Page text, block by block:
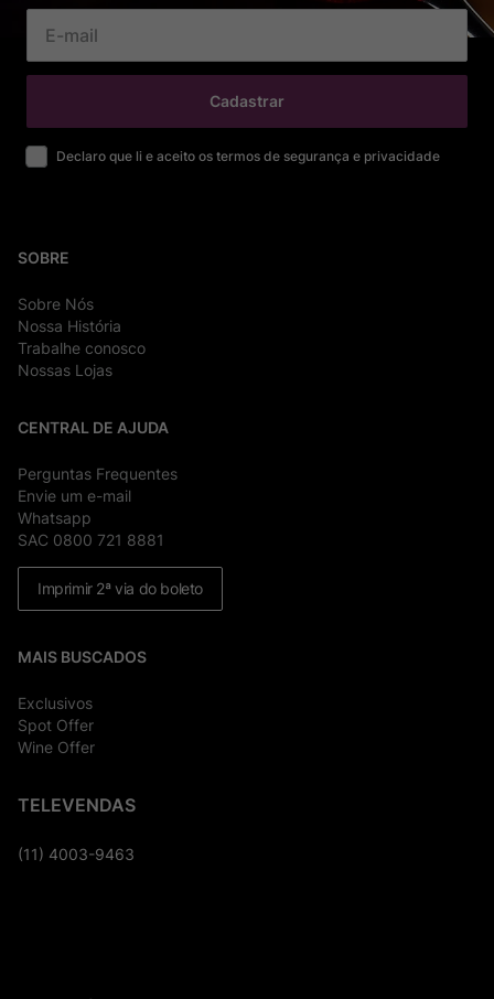
Cadastrar
Declaro que li e aceito os termos de segurança e privacidade
SOBRE
Sobre Nós
Nossa História
Trabalhe conosco
Nossas Lojas
CENTRAL DE AJUDA
Perguntas Frequentes
Envie um e-mail
Whatsapp
SAC 0800 721 8881
Imprimir 2ª via do boleto
MAIS BUSCADOS
Exclusivos
Spot Offer
Wine Offer
TELEVENDAS
(11) 4003-9463